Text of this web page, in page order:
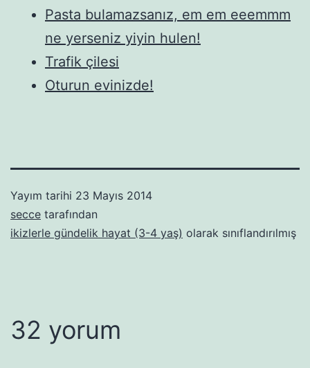
Pasta bulamazsanız, em em eeemmm
ne yerseniz yiyin hulen!
Trafik çilesi
Oturun evinizde!
Yayım tarihi 23 Mayıs 2014
secce tarafından
ikizlerle gündelik hayat (3-4 yaş) olarak sınıflandırılmış
32 yorum